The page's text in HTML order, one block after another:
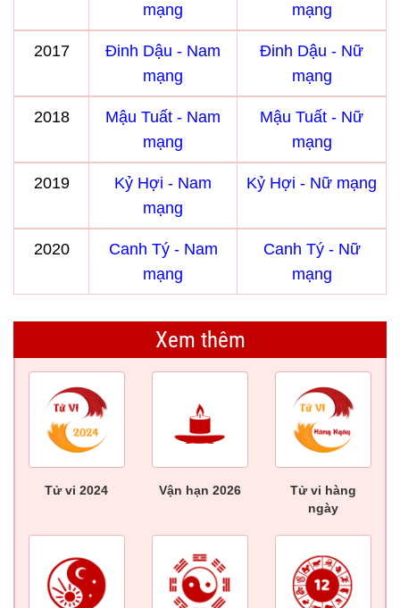
mạng
mạng
2017
Đinh Dậu - Nam
mạng
Đinh Dậu - Nữ
mạng
2018
Mậu Tuất - Nam
mạng
Mậu Tuất - Nữ
mạng
2019
Kỷ Hợi - Nam
mạng
Kỷ Hợi - Nữ mạng
2020
Canh Tý - Nam
mạng
Canh Tý - Nữ
mạng
Xem thêm
Tử vi 2024 Vận hạn 2026
Tử vi hàng
ngày